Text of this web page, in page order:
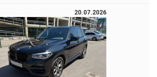
20.07.2026